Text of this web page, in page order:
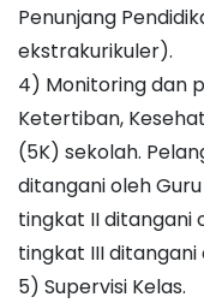
Penunjang
ekstrakurikuler).
4) Monitoring dan
Ketertiban,
(5K) sekolah.
ditangani oleh
tingkat II ditangani
tingkat III ditangani
5) Supervisi Kelas.